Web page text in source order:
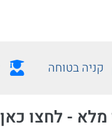
קניה בטוחה
- לחצו כאן